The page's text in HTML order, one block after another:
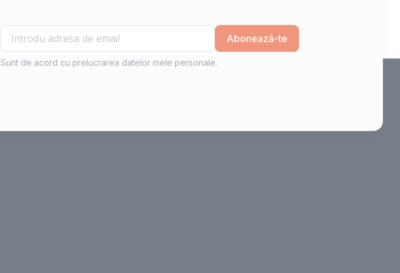
Abonează-te
Sunt de acord cu prelucrarea datelor mele personale.